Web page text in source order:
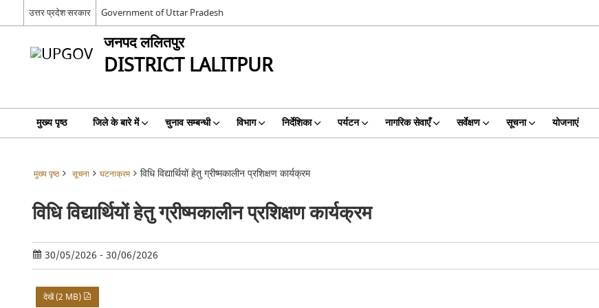
उत्तर प्रदेश सरकार Government of Uttar Pradesh
जनपद ललितपुर
DISTRICT LALITPUR
मुख्य पृष्ठ जिले के बारे में चुनाव सम्बन्धी विभाग निर्देशिका पर्यटन नागरिक सेवाएँ सर्वेक्षण सूचना योजनाएं
मुख्य पृष्ठ सूचना घटनाक्रम विधि विद्यार्थियों हेतु ग्रीष्मकालीन प्रशिक्षण कार्यक्रम
विधि विद्यार्थियों हेतु ग्रीष्मकालीन प्रशिक्षण कार्यक्रम
30/05/2026 - 30/06/2026
देखें (2 MB)